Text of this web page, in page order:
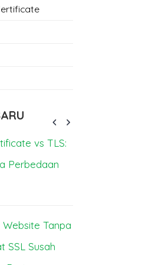
vs TLS:
Perbedaan
Tanpa
SSL Susah